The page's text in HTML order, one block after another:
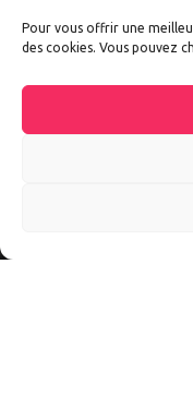
Pour vous offrir une
des cookies. Vous pouvez